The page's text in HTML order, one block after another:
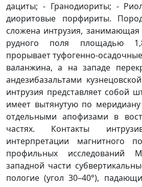
дациты; - Гранодиориты; -
диоритовые порфириты.
сложена интрузия, занимающая
рудного поля площадью
прорывает туфогенно-
валанжина, а на западе
андезибазальтами
интрузия представляет собой
имеет вытянутую по
отдельными апофизами в
частях. Контакты
интерпретации
профильных исследований
западной части
пологие (угол 30–40°),